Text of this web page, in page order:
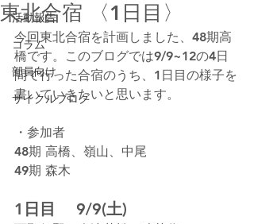
活動報告
コラム
部員向け
サイクルブログ
東北合宿 〈1日目〉
今回東北合宿を計画しました、48期高
橋です。このブログでは9/9~12の4日
間で行った合宿のうち、1日目の様子を
書いていきたいと思います。
・参加者
48期 高橋、嶺山、中尾
49期 森木
1日目 　9/9(土)